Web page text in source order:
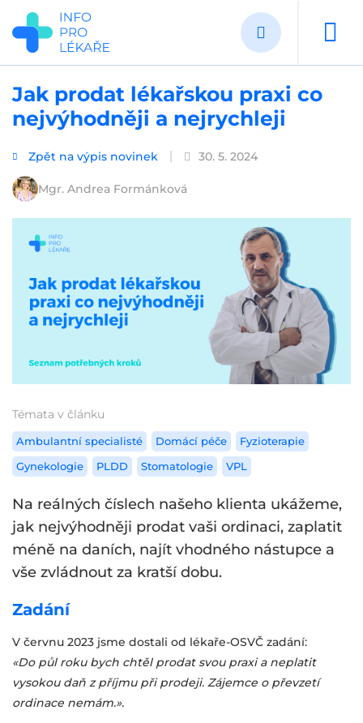
Přejít
hlavnímu
obsahu
Jak prodat lékařskou praxi co
nejvýhodněji a nejrychleji
Zpět na výpis novinek 30. 5. 2024
Mgr. Andrea Formánková
Témata v článku
Ambulantní specialisté Domácí péče
Fyzioterapie
Gynekologie
PLDD Stomatologie VPL
Na reálných číslech našeho klienta ukážeme,
jak nejvýhodněji prodat vaši ordinaci, zaplatit
méně na daních, najít vhodného nástupce a
vše zvládnout za kratší dobu.
Zadání
V červnu 2023 jsme dostali od lékaře-OSVČ zadání:
«Do půl roku bych chtěl prodat svou praxi a neplatit
vysokou daň z příjmu při prodeji. Zájemce o převzetí
ordinace nemám.».